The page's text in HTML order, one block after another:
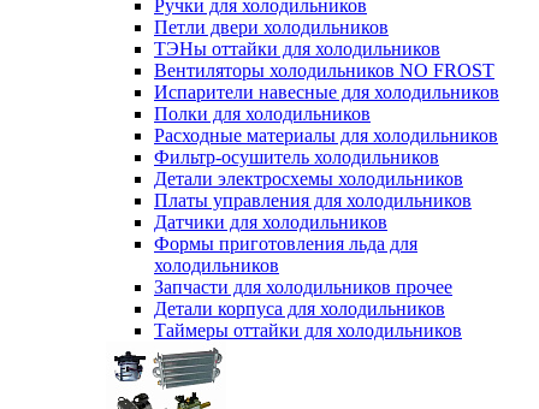
Ручки для холодильников
Петли двери холодильников
ТЭНы оттайки для холодильников
Вентиляторы холодильников NO FROST
Испарители навесные для холодильников
Полки для холодильников
Расходные материалы для холодильников
Фильтр-осушитель холодильников
Детали электросхемы холодильников
Платы управления для холодильников
Датчики для холодильников
Формы приготовления льда для
холодильников
Запчасти для холодильников прочее
Детали корпуса для холодильников
Таймеры оттайки для холодильников